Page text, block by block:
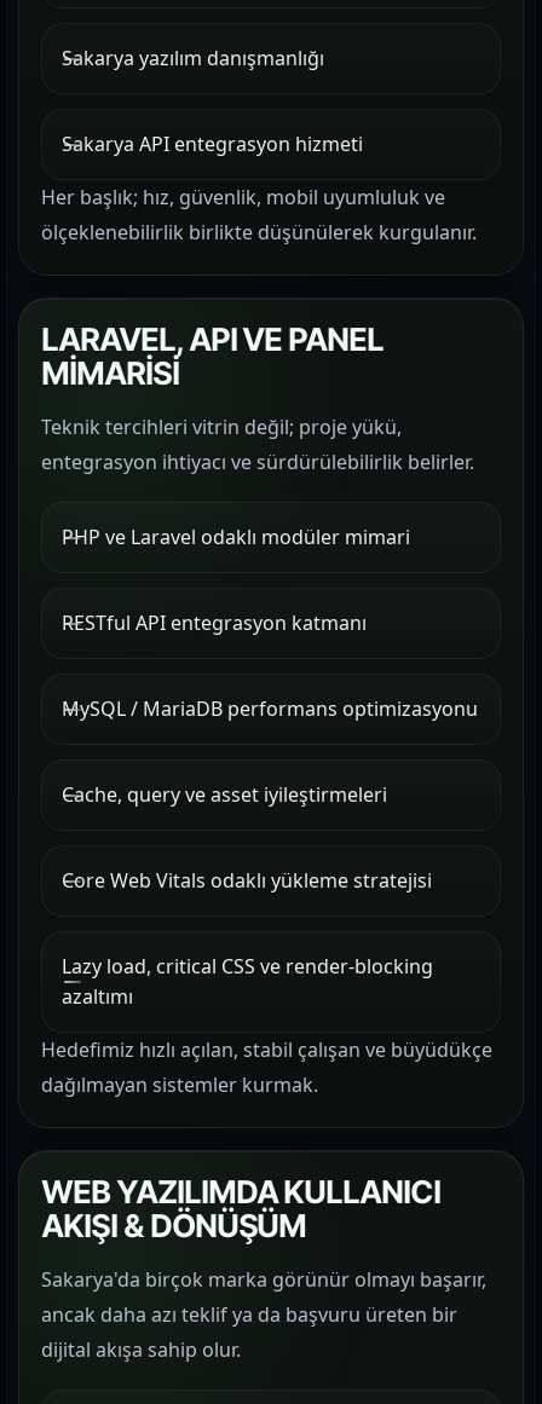
Sakarya yazılım danışmanlığı
Sakarya API entegrasyon hizmeti
Her başlık; hız, güvenlik, mobil uyumluluk ve
ölçeklenebilirlik birlikte düşünülerek kurgulanır.
LARAVEL, API VE PANEL
MİMARİSİ
Teknik tercihleri vitrin değil; proje yükü,
entegrasyon ihtiyacı ve sürdürülebilirlik belirler.
PHP ve Laravel odaklı modüler mimari
RESTful API entegrasyon katmanı
MySQL / MariaDB performans optimizasyonu
Cache, query ve asset iyileştirmeleri
Core Web Vitals odaklı yükleme stratejisi
Lazy load, critical CSS ve render-blocking
azaltımı
Hedefimiz hızlı açılan, stabil çalışan ve büyüdükçe
dağılmayan sistemler kurmak.
WEB YAZILIMDA KULLANICI
AKIŞI & DÖNÜŞÜM
Sakarya'da birçok marka görünür olmayı başarır,
ancak daha azı teklif ya da başvuru üreten bir
dijital akışa sahip olur.